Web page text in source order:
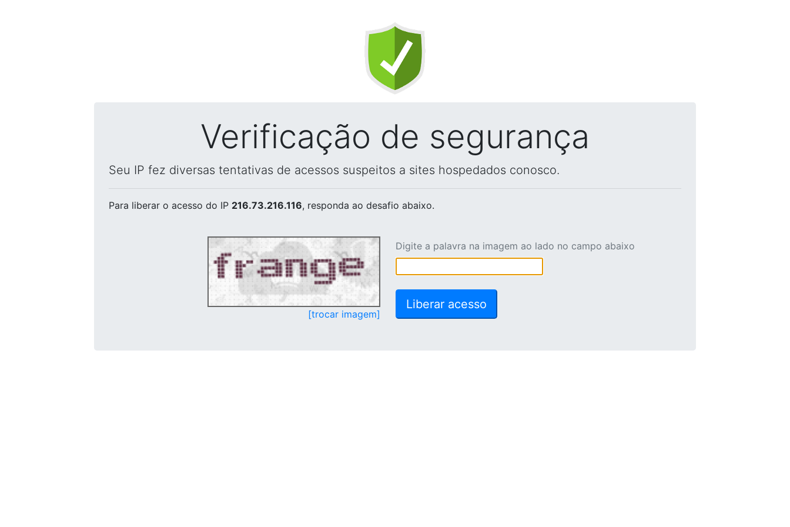
Verificação de segurança
Seu IP fez diversas tentativas de acessos suspeitos a sites hospedados conosco.
Para liberar o acesso do IP 216.73.216.116, responda ao desafio abaixo.
[trocar imagem]
Digite a palavra na imagem ao lado no campo abaixo